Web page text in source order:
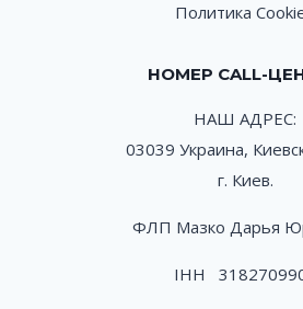
Политика
НОМЕР CALL-
НАШ АДРЕС:
03039 Украина,
г. Киев.
ФЛП Мазко Дарья
ІНН